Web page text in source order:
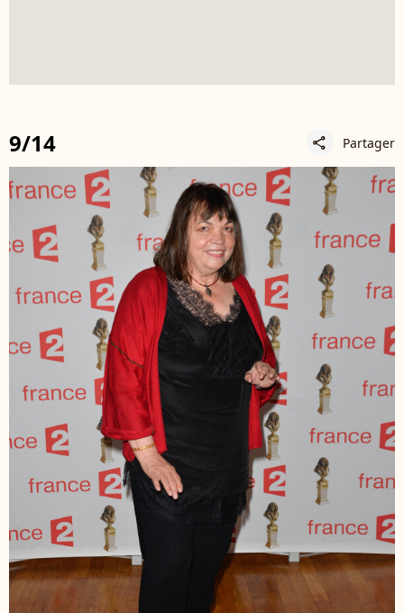
9/14 share Partager